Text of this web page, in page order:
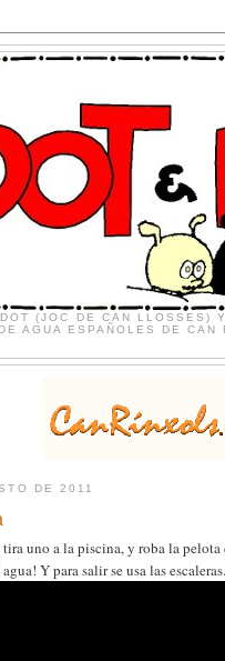
(JOC DE CAN LLOSSES)
AGUA ESPAÑOLES DE
DE 2011
uno a la piscina, y roba la pelota
Y para salir se usa las escaleras.